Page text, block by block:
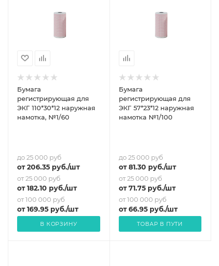
Бумага
регистрирующая для
ЭКГ 110*30*12 наружная
намотка, №1/60
до 25 000 руб
от206.35 руб./шт
от 25 000 руб
от182.10 руб./шт
от 100 000 руб
от169.95 руб./шт
В КОРЗИНУ
Бумага
регистрирующая для
ЭКГ 57*23*12 наружная
намотка №1/100
до 25 000 руб
от81.30 руб./шт
от 25 000 руб
от71.75руб./шт
от 100 000 руб
от66.95руб./шт
ТОВАР В ПУТИ